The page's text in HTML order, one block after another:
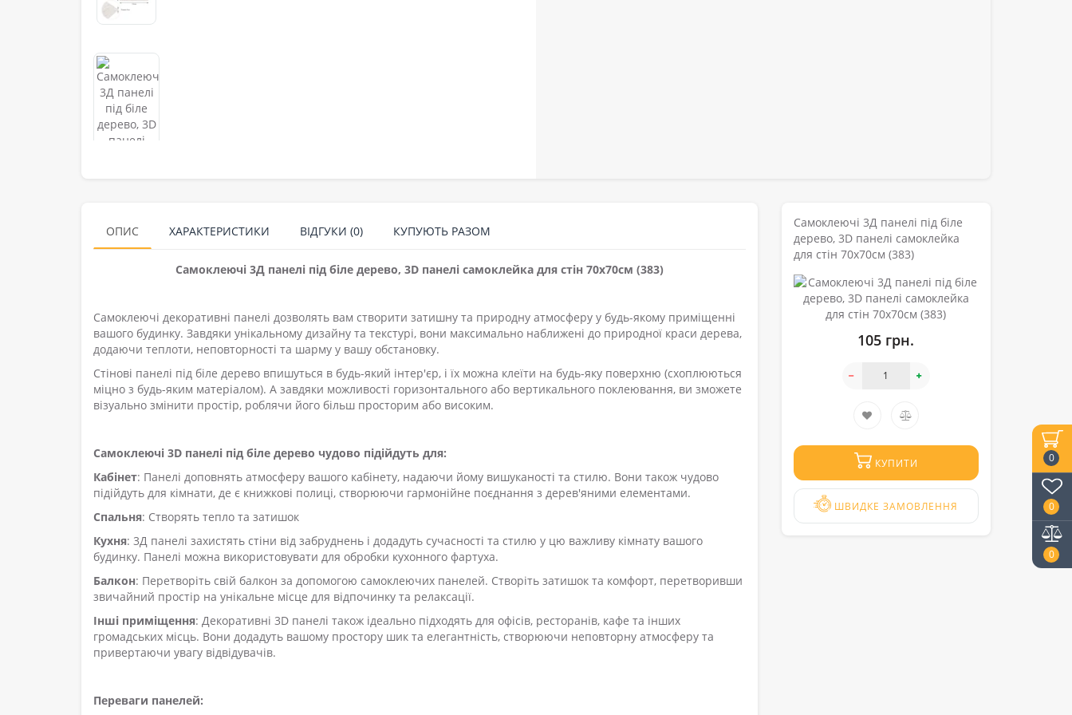
0
0
0
ОПИС ХАРАКТЕРИСТИКИ ВІДГУКИ (0) КУПУЮТЬ РАЗОМ
Самоклеючі 3Д панелі під біле дерево, 3D панелі самоклейка для стін 70x70см (383)
Самоклеючі декоративні панелі дозволять вам створити затишну та природну атмосферу у будь-якому приміщенні
вашого будинку. Завдяки унікальному дизайну та текстурі, вони максимально наближені до природної краси дерева,
додаючи теплоти, неповторності та шарму у вашу обстановку.
Стінові панелі під біле дерево впишуться в будь-який інтер'єр, і їх можна клеїти на будь-яку поверхню (схоплюються
міцно з будь-яким матеріалом). А завдяки можливості горизонтального або вертикального поклеювання, ви зможете
візуально змінити простір, роблячи його більш просторим або високим.
Самоклеючі 3D панелі під біле дерево чудово підійдуть для:
Кабінет: Панелі доповнять атмосферу вашого кабінету, надаючи йому вишуканості та стилю. Вони також чудово
підійдуть для кімнати, де є книжкові полиці, створюючи гармонійне поєднання з дерев'яними елементами.
Спальня: Створять тепло та затишок
Кухня: 3Д панелі захистять стіни від забруднень і додадуть сучасності та стилю у цю важливу кімнату вашого
будинку. Панелі можна використовувати для обробки кухонного фартуха.
Балкон: Перетворіть свій балкон за допомогою самоклеючих панелей. Створіть затишок та комфорт, перетворивши
звичайний простір на унікальне місце для відпочинку та релаксації.
Інші приміщення: Декоративні 3D панелі також ідеально підходять для офісів, ресторанів, кафе та інших
громадських місць. Вони додадуть вашому простору шик та елегантність, створюючи неповторну атмосферу та
привертаючи увагу відвідувачів.
Переваги панелей:
Самоклеючі 3Д панелі під біле
дерево, 3D панелі самоклейка
для стін 70x70см (383)
105 грн.
КУПИТИ
ШВИДКЕ ЗАМОВЛЕННЯ